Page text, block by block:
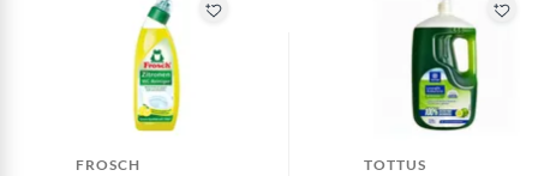
FROSCH TOTTUS